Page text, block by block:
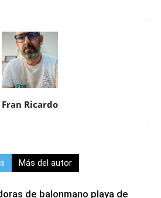
Fran Ricardo
Más del autor
de balonmano playa de